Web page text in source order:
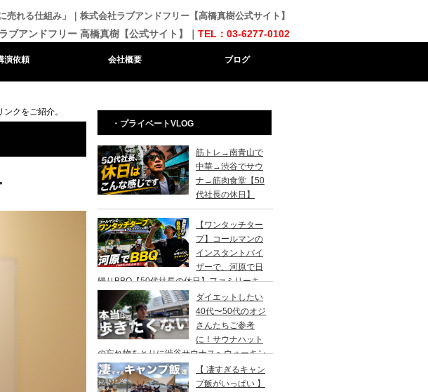
れる仕組み」｜株式会社ラブアンドフリー【高橋真樹公式サイト】
ブアンドフリー 高橋真樹【公式サイト】｜ TEL：03-6277-0102
演依頼 会社概要 ブログ
クをご紹介。
・プライベートVLOG
筋トレ→南青山で
中華→渋谷でサウ
ナ→筋肉食堂【50
代社長の休日】
【ワンタッチター
プ】コールマンの
インスタントバイ
ザーで、河原で日
帰りBBQ【50代社長の休日】ファミリーキ
ャンプ初心者さんは、まずこのスタイルでデ
イキャンプがおすすめです。
ダイエットしたい
40代〜50代のオジ
さんたちご参考
に！サウナハット
の忘れ物をとりに渋谷サウナスへウォーキン
グ→ ランチはカレー食べに六本木のCoCo壱
番屋へ
【 凄すぎるキャン
プ飯がいっぱい 】